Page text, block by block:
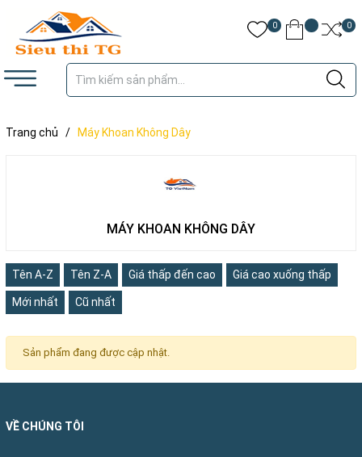
0 0
Trang chủ / Máy Khoan Không Dây
MÁY KHOAN KHÔNG DÂY
Tên A-Z Tên Z-A Giá thấp đến cao Giá cao xuống thấp
Mới nhất Cũ nhất
Sản phẩm đang được cập nhật.
VỀ CHÚNG TÔI